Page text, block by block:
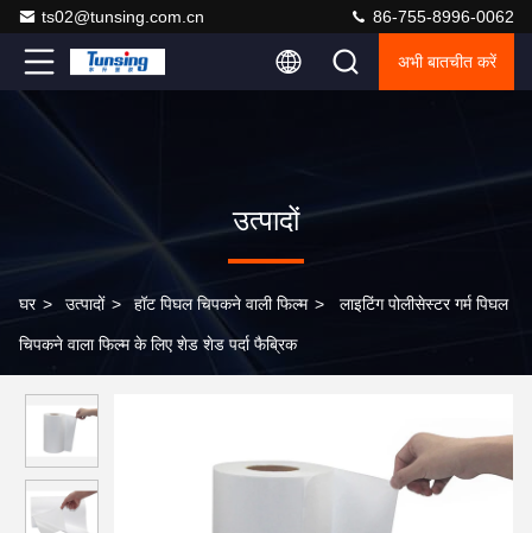
ts02@tunsing.com.cn 86-755-8996-0062
अभी बातचीत करें
उत्पादों
घर > उत्पादों > हॉट पिघल चिपकने वाली फिल्म > लाइटिंग पोलीसेस्टर गर्म पिघल
चिपकने वाला फिल्म के लिए शेड शेड पर्दा फैब्रिक